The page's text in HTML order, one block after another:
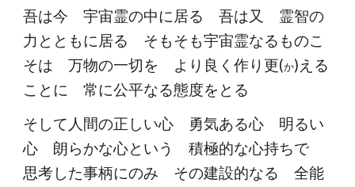
吾は今 宇宙霊の中に居る 吾は又 霊智の
力とともに居る そもそも宇宙霊なるものこ
そは 万物の一切を より良く作り更(か)える
ことに 常に公平なる態度をとる
そして人間の正しい心 勇気ある心 明るい
心 朗らかな心という 積極的な心持ちで
思考した事柄にのみ その建設的なる 全能